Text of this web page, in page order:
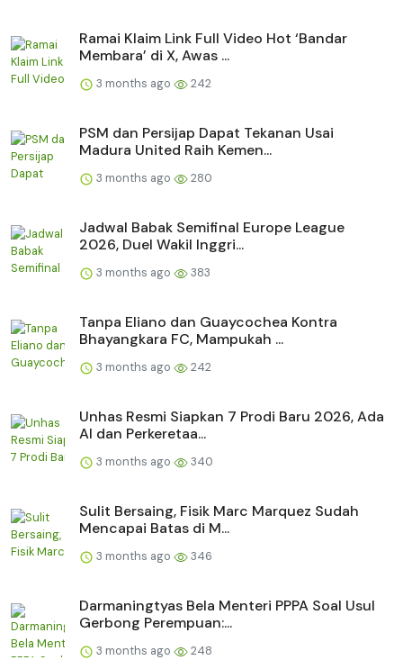
Ramai Klaim Link Full Video Hot ‘Bandar
Membara’ di X, Awas ...
3 months ago 242
PSM dan Persijap Dapat Tekanan Usai
Madura United Raih Kemen...
3 months ago 280
Jadwal Babak Semifinal Europe League
2026, Duel Wakil Inggri...
3 months ago 383
Tanpa Eliano dan Guaycochea Kontra
Bhayangkara FC, Mampukah ...
3 months ago 242
Unhas Resmi Siapkan 7 Prodi Baru 2026, Ada
AI dan Perkeretaa...
3 months ago 340
Sulit Bersaing, Fisik Marc Marquez Sudah
Mencapai Batas di M...
3 months ago 346
Darmaningtyas Bela Menteri PPPA Soal Usul
Gerbong Perempuan:...
3 months ago 248